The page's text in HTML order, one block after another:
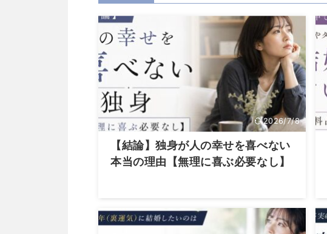
2026/7/8
【結論】独身が人の幸せを喜べない
本当の理由【無理に喜ぶ必要なし】